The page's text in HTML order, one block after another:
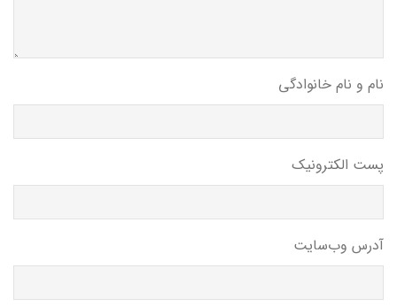
نام و نام خانوادگی
پست الکترونیک
آدرس وب‌سایت